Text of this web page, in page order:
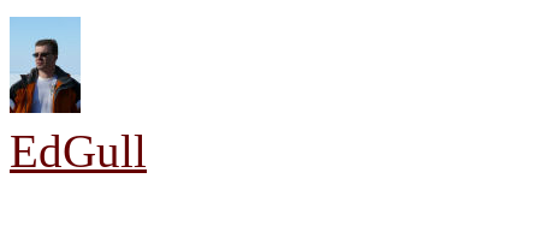
EdGull